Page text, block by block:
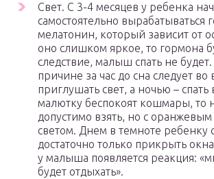
Свет. С 3-4 месяцев у ребенка
самостоятельно вырабатываться
мелатонин, который зависит от
оно слишком яркое, то гормона
следствие, малыш спать не
причине за час до сна следует во
приглушать свет, а ночью – спать
малютку беспокоят кошмары, то
допустимо взять, но с
светом. Днем в темноте ребенку
достаточно только прикрыть
у малыша появляется реакция:
будет отдыхать».